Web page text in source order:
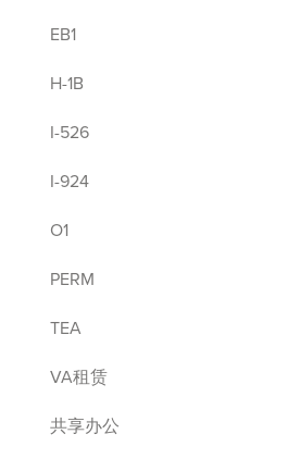
EB1
H-1B
I-526
I-924
O1
PERM
TEA
VA租赁
共享办公